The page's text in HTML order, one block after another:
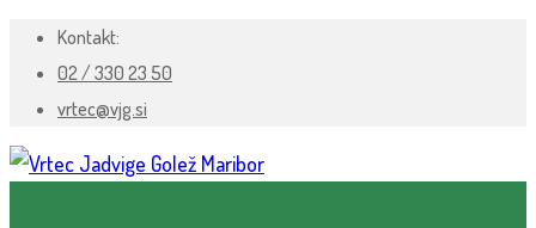
Kontakt:
02 / 330 23 50
vrtec@vjg.si